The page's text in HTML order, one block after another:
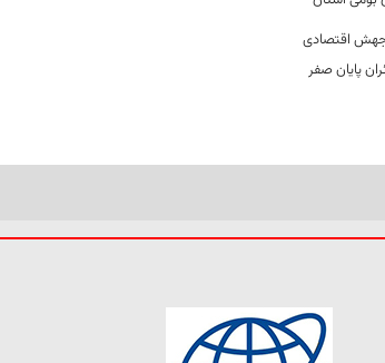
جهش اقتصادی
پایان صفر